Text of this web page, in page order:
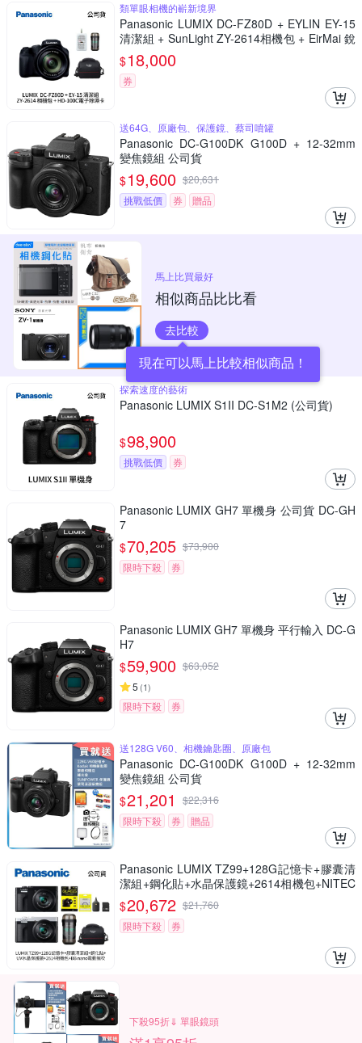
類單眼相機的嶄新境界
Panasonic LUMIX DC-FZ80D + EYLIN EY-15
清潔組 + SunLight ZY-2614相機包 + EirMai 銳
瑪 HD-100C電子除濕卡 FZ80D (公司貨)
$18,000
券
送64G、原廠包、保護鏡、蔡司噴罐
Panasonic DC-G100DK G100D + 12-32mm
變焦鏡組 公司貨
$19,600 $20,631
挑戰低價
券 贈品
馬上比買最好
相似商品比比看
去比較
現在可以馬上比較相似商品！
探索速度的藝術
Panasonic LUMIX S1II DC-S1M2 (公司貨)
$98,900
挑戰低價 券
Panasonic LUMIX GH7 單機身 公司貨 DC-GH
7
$70,205 $73,900
限時下殺
券
Panasonic LUMIX GH7 單機身 平行輸入 DC-G
H7
$59,900 $63,052
5 (1)
限時下殺 券
送128G V60、相機鑰匙圈、原廠包
Panasonic DC-G100DK G100D + 12-32mm
變焦鏡組 公司貨
$21,201 $22,316
限時下殺
券 贈品
Panasonic LUMIX TZ99+128G記憶卡+膠囊清
潔組+鋼化貼+水晶保護鏡+2614相機包+NITEC
ORE BB nano 迷你電動氣吹(公司貨)
$20,672 $21,760
限時下殺
券
下殺95折⇓ 單眼鏡頭